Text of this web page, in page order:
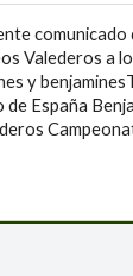
comunicado
Valederos a
y
España